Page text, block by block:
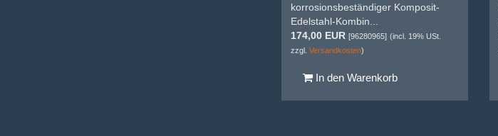
korrosionsbeständiger Komposit-
Edelstahl-Kombin...
174,00 EUR [96280965] (incl. 19% USt.
zzgl. Versandkosten)
In den Warenkorb